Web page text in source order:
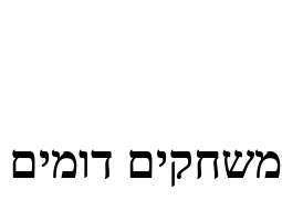
משחקים דומים